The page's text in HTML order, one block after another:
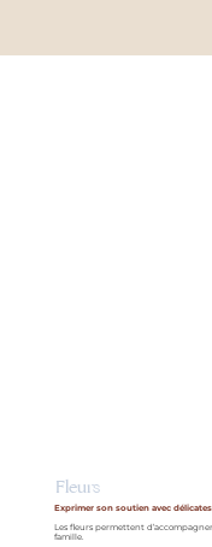
Fleurs
Exprimer son soutien avec
Les fleurs permettent
famille.